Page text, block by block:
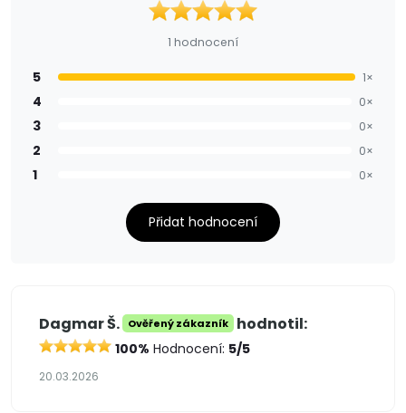
1 hodnocení
5 1×
4 0×
3 0×
2 0×
1 0×
Přidat hodnocení
Dagmar Š. Ověřený zákazník hodnotil:
100% Hodnocení: 5/5
20.03.2026